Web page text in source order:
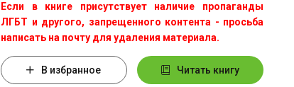
Если в книге присутствует наличие пропаганды
ЛГБТ и другого, запрещенного контента - просьба
написать на почту для удаления материала.
В избранное Читать книгу